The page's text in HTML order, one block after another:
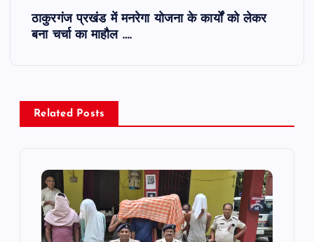
ठाकुरगंज प्रखंड में मनरेगा योजना के कार्यों को लेकर
बना चर्चा का माहौल ….
Related Posts